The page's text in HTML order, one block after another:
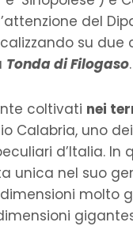
del
su
Tonda di Filogaso.
coltivati nei
Calabria, uno
d’Italia.
unica nel suo
molto